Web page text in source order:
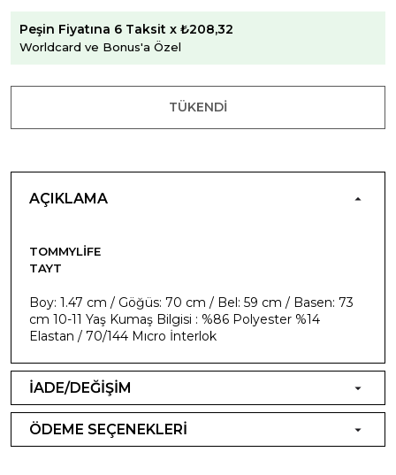
Peşin Fiyatına 6 Taksit x ₺208,32
Worldcard ve Bonus'a Özel
TÜKENDI
AÇIKLAMA
TOMMYLIFE
TAYT
Boy: 1.47 cm / Göğüs: 70 cm / Bel: 59 cm / Basen: 73
cm 10-11 Yaş Kumaş Bilgisi : %86 Polyester %14
Elastan / 70/144 Mıcro İnterlok
İADE/DEĞİŞİM
ÖDEME SEÇENEKLERİ